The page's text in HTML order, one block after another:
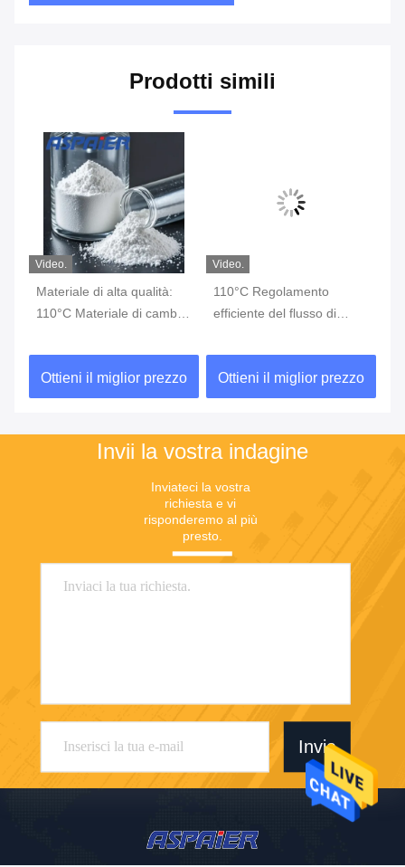
Prodotti simili
Video.
Materiale di alta qualità:
110°C Materiale di cambio
Ottieni il miglior prezzo
Video.
110°C Regolamento
efficiente del flusso di
Cambiamento di fase
Immagazzinamento di
energia Materiale acciaio
Ottieni il miglior prezzo
Invii la vostra indagine
Inviateci la vostra
richiesta e vi
risponderemo al più
presto.
Invia